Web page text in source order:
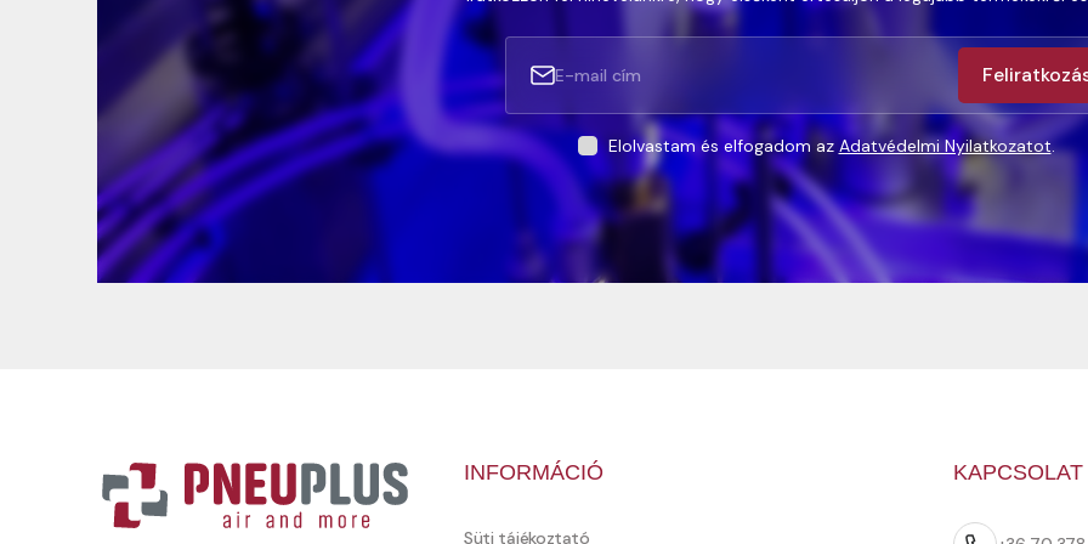
Elolvastam és elfogadom azAdatvédelmi Nyilatkozatot.
INFORMÁCIÓ
Süti tájékoztató
KAPCSOLAT